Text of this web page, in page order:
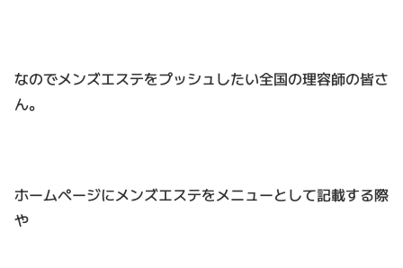
なのでメンズエステをプッシュしたい全国の理容師の皆さ
ん。
ホームページにメンズエステをメニューとして記載する際
や